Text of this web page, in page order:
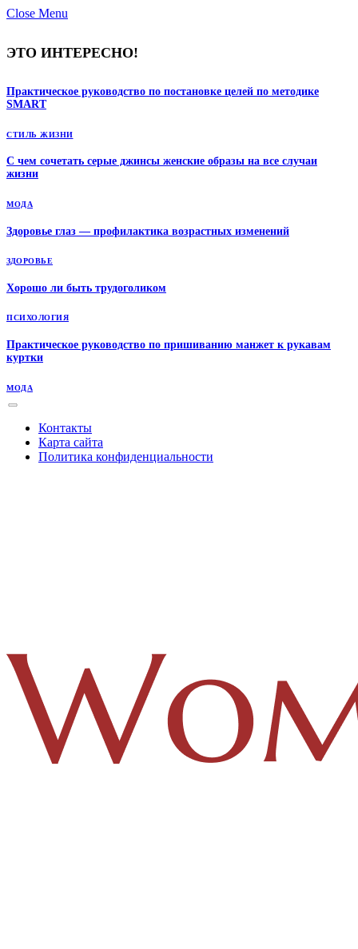
Close Menu
ЭТО ИНТЕРЕСНО!
Практическое руководство по постановке целей по методике
SMART
СТИЛЬ ЖИЗНИ
С чем сочетать серые джинсы женские образы на все случаи
жизни
МОДА
Здоровье глаз — профилактика возрастных изменений
ЗДОРОВЬЕ
Хорошо ли быть трудоголиком
ПСИХОЛОГИЯ
Практическое руководство по пришиванию манжет к рукавам
куртки
МОДА
Контакты
Карта сайта
Политика конфиденциальности